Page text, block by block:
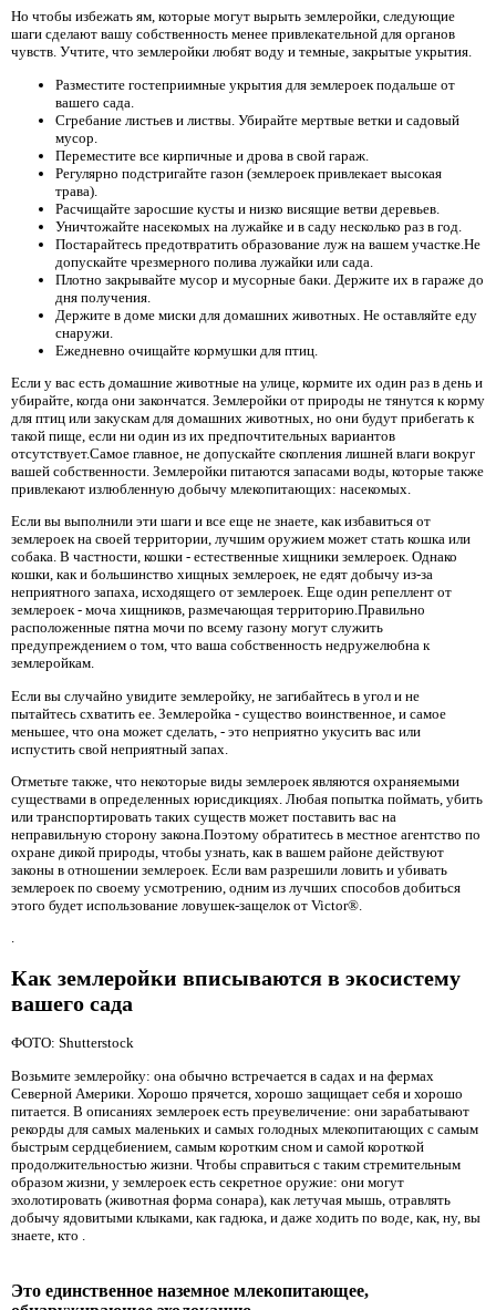
Но чтобы избежать ям, которые могут вырыть землеройки, следующие
шаги сделают вашу собственность менее привлекательной для органов
чувств. Учтите, что землеройки любят воду и темные, закрытые укрытия.
Разместите гостеприимные укрытия для землероек подальше от
вашего сада.
Сгребание листьев и листвы. Убирайте мертвые ветки и садовый
мусор.
Переместите все кирпичные и дрова в свой гараж.
Регулярно подстригайте газон (землероек привлекает высокая
трава).
Расчищайте заросшие кусты и низко висящие ветви деревьев.
Уничтожайте насекомых на лужайке и в саду несколько раз в год.
Постарайтесь предотвратить образование луж на вашем участке.Не
допускайте чрезмерного полива лужайки или сада.
Плотно закрывайте мусор и мусорные баки. Держите их в гараже до
дня получения.
Держите в доме миски для домашних животных. Не оставляйте еду
снаружи.
Ежедневно очищайте кормушки для птиц.
Если у вас есть домашние животные на улице, кормите их один раз в день и
убирайте, когда они закончатся. Землеройки от природы не тянутся к корму
для птиц или закускам для домашних животных, но они будут прибегать к
такой пище, если ни один из их предпочтительных вариантов
отсутствует.Самое главное, не допускайте скопления лишней влаги вокруг
вашей собственности. Землеройки питаются запасами воды, которые также
привлекают излюбленную добычу млекопитающих: насекомых.
Если вы выполнили эти шаги и все еще не знаете, как избавиться от
землероек на своей территории, лучшим оружием может стать кошка или
собака. В частности, кошки - естественные хищники землероек. Однако
кошки, как и большинство хищных землероек, не едят добычу из-за
неприятного запаха, исходящего от землероек. Еще один репеллент от
землероек - моча хищников, размечающая территорию.Правильно
расположенные пятна мочи по всему газону могут служить
предупреждением о том, что ваша собственность недружелюбна к
землеройкам.
Если вы случайно увидите землеройку, не загибайтесь в угол и не
пытайтесь схватить ее. Землеройка - существо воинственное, и самое
меньшее, что она может сделать, - это неприятно укусить вас или
испустить свой неприятный запах.
Отметьте также, что некоторые виды землероек являются охраняемыми
существами в определенных юрисдикциях. Любая попытка поймать, убить
или транспортировать таких существ может поставить вас на
неправильную сторону закона.Поэтому обратитесь в местное агентство по
охране дикой природы, чтобы узнать, как в вашем районе действуют
законы в отношении землероек. Если вам разрешили ловить и убивать
землероек по своему усмотрению, одним из лучших способов добиться
этого будет использование ловушек-защелок от Victor®.
.
Как землеройки вписываются в экосистему
вашего сада
ФОТО: Shutterstock
Возьмите землеройку: она обычно встречается в садах и на фермах
Северной Америки. Хорошо прячется, хорошо защищает себя и хорошо
питается. В описаниях землероек есть преувеличение: они зарабатывают
рекорды для самых маленьких и самых голодных млекопитающих с самым
быстрым сердцебиением, самым коротким сном и самой короткой
продолжительностью жизни. Чтобы справиться с таким стремительным
образом жизни, у землероек есть секретное оружие: они могут
эхолотировать (животная форма сонара), как летучая мышь, отравлять
добычу ядовитыми клыками, как гадюка, и даже ходить по воде, как, ну, вы
знаете, кто .
Это единственное наземное млекопитающее,